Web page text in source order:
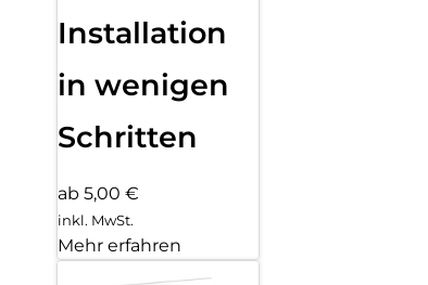
Installation
in wenigen
Schritten
ab 5,00 €
inkl. MwSt.
Mehr erfahren